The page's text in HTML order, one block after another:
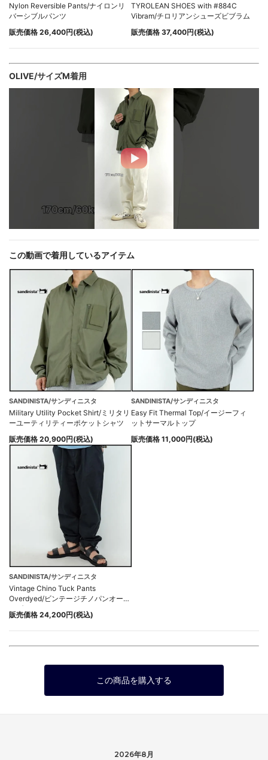
Nylon Reversible Pants/ナイロンリ
バーシブルパンツ
販売価格 26,400円(税込)
TYROLEAN SHOES with #884C
Vibram/チロリアンシューズビブラム
販売価格 37,400円(税込)
OLIVE/サイズM着用
この動画で着用しているアイテム
SANDINISTA/サンディニスタ
Military Utility Pocket Shirt/ミリタリ
ーユーティリティーポケットシャツ
販売価格 20,900円(税込)
SANDINISTA/サンディニスタ
Easy Fit Thermal Top/イージーフィ
ットサーマルトップ
販売価格 11,000円(税込)
SANDINISTA/サンディニスタ
Vintage Chino Tuck Pants
Overdyed/ビンテージチノパンオーバ
ーダイ
販売価格 24,200円(税込)
この商品を購入する
2026年8月